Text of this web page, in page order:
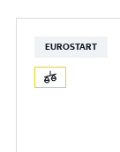
EUROSTART